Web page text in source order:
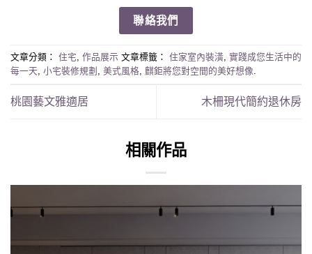
聯絡我們
文章分類： 住宅 作品展示 文章標籤： 住家室內裝潢 實踐成您生活中的
每一天 小宅裝修規劃 美式風格 麒鉅將您對空間的美好想像
桃園藝文雅適居 木柵現代簡約退休房
相關作品